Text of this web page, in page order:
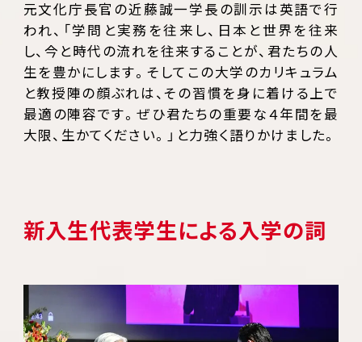
元文化庁長官の近藤誠一学長の訓示は英語で行
われ、「学問と実務を往来し、日本と世界を往来
し、今と時代の流れを往来することが、君たちの人
生を豊かにします。そしてこの大学のカリキュラム
と教授陣の顔ぶれは、その習慣を身に着ける上で
最適の陣容です。ぜひ君たちの重要な４年間を最
大限、生かてください。」と力強く語りかけました。
新入生代表学生による入学の詞